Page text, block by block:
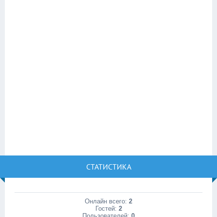
СТАТИСТИКА
Онлайн всего: 2
Гостей: 2